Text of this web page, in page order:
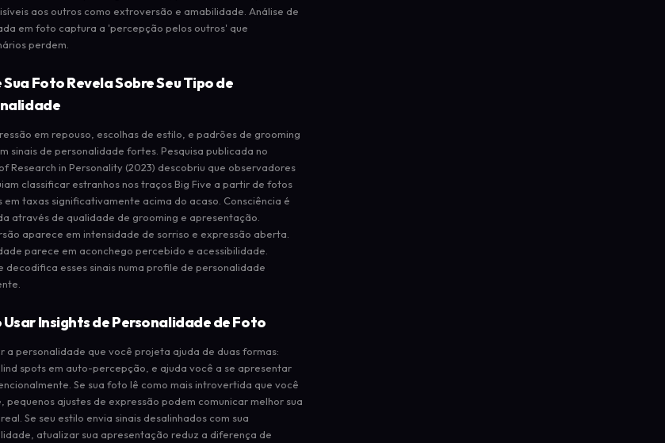
aos outros como extroversão e amabilidade. Análise de
em foto captura a 'percepção pelos outros' que
perdem.
Sua Foto Revela Sobre Seu Tipo de
em repouso, escolhas de estilo, e padrões de grooming
sinais de personalidade fortes. Pesquisa publicada no
Research in Personality (2023) descobriu que observadores
classificar estranhos nos traços Big Five a partir de fotos
em taxas significativamente acima do acaso. Consciência é
através de qualidade de grooming e apresentação.
aparece em intensidade de sorriso e expressão aberta.
parece em aconchego percebido e acessibilidade.
decodifica esses sinais numa profile de personalidade
Usar Insights de Personalidade de Foto
a personalidade que você projeta ajuda de duas formas:
spots em auto-percepção, e ajuda você a se apresentar
Se sua foto lê como mais introvertida que você
pequenos ajustes de expressão podem comunicar melhor sua
Se seu estilo envia sinais desalinhados com sua
atualizar sua apresentação reduz a diferença de